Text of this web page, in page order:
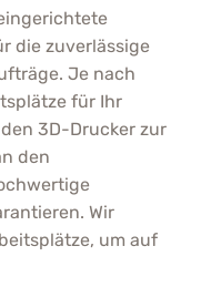
die zuverlässige
Je nach
für Ihr
3D-Drucker zur
den
Wir
um auf